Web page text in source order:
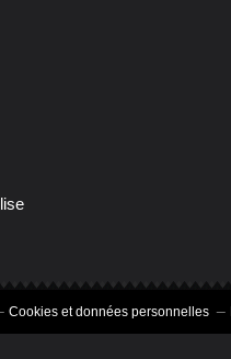
Cookies et données personnelles